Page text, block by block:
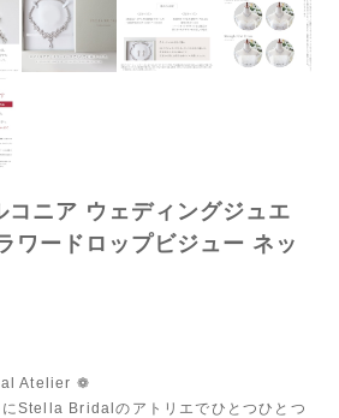
コニア ウェディングジュエ
ワードロップビジュー ネッ
Atelier ❁
Stella Bridalのアトリエでひとつひとつ